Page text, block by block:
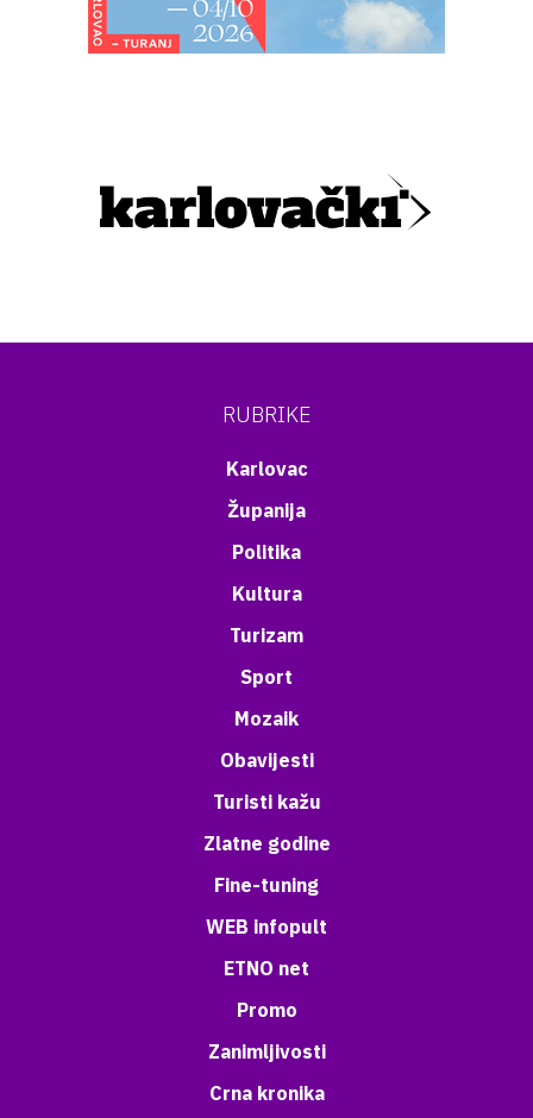
RUBRIKE
Karlovac
Županija
Politika
Kultura
Turizam
Sport
Mozaik
Obavijesti
Turisti kažu
Zlatne godine
Fine-tuning
WEB infopult
ETNO net
Promo
Zanimljivosti
Crna kronika